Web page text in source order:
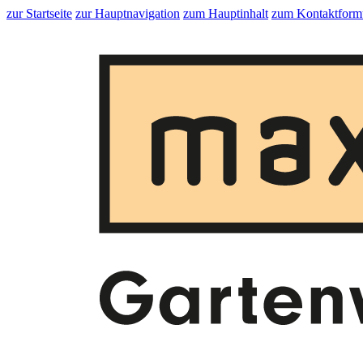
zur Startseite zur Hauptnavigation zum Hauptinhalt zum